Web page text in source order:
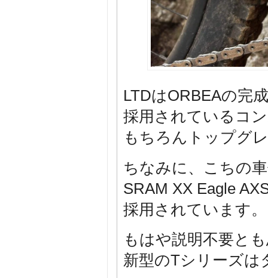
LTDはORBEAの完
採用されているコ
もちろんトップグ
ちなみに、こちの
SRAM XX Eagle
採用されています。
もはや説明不要と
新型のTシリーズは